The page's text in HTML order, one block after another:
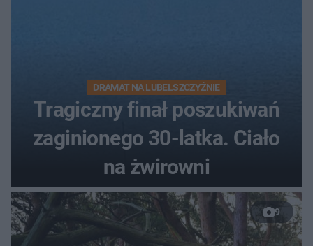
DRAMAT NA LUBELSZCZYŹNIE
Tragiczny finał poszukiwań
zaginionego 30-latka. Ciało
na żwirowni
9